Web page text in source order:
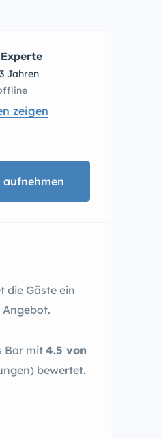
Jahren
zeigen
die Gäste ein
Bar mit 4.5 von
bewertet.